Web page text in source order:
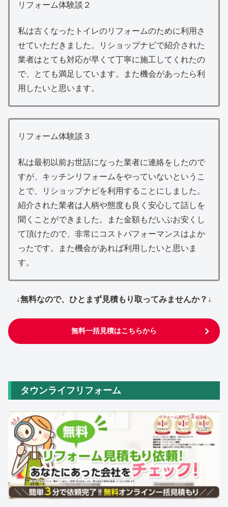
リフォーム体験談２
私は古くなったトイレのリフォームのために利用さ
せていただきました。リショップナビで紹介された
業者はとても対応が早くて丁寧に施工してくれたの
で、とても満足しています。また機会があったら利
用したいと思います。
リフォーム体験談３
私は最初以前お世話になった業者に連絡をしたので
すが、キッチンリフォームをやっていないというこ
とで、リショップナビを利用することにしました。
紹介された業者は人柄や態度も良く安心して話しを
聞くことができました。また金額もだいぶお安くし
て頂けたので、非常にコストパフォーマンスはよか
ったです。また機会があれば利用したいと思いま
す。
↓無料なので、ひとまず見積もり取ってみませんか？↓
無料一括見積はこちらから
タウンライフリフォーム